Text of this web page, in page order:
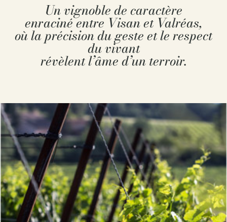
Un vignoble de caractère
enraciné entre Visan et Valréas,
où la précision du geste et le respect
du vivant
révèlent l’âme d’un terroir.